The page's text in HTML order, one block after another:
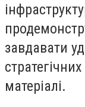
завдавати
матеріалі.